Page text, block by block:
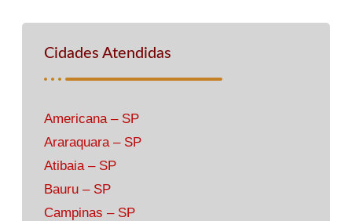
Cidades Atendidas
Americana – SP
Araraquara – SP
Atibaia – SP
Bauru – SP
Campinas – SP